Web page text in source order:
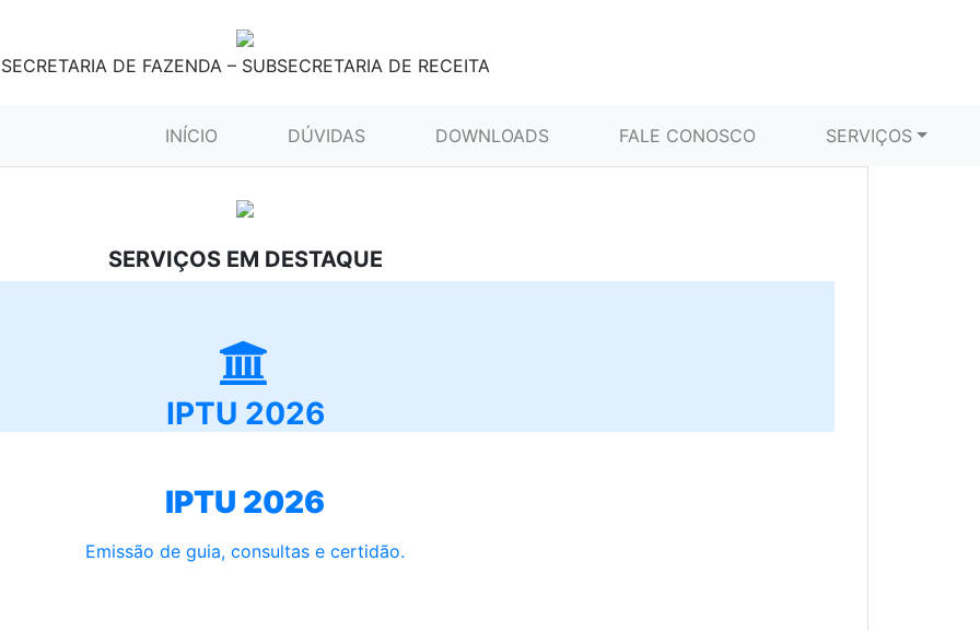
SECRETARIA DE FAZENDA – SUBSECRETARIA DE RECEITA
INÍCIO (CURRENT)DÚVIDAS DOWNLOADS FALE CONOSCO SERVIÇOS
SERVIÇOS EM DESTAQUE
IPTU 2026
IPTU 2026
Emissão de guia, consultas e certidão.